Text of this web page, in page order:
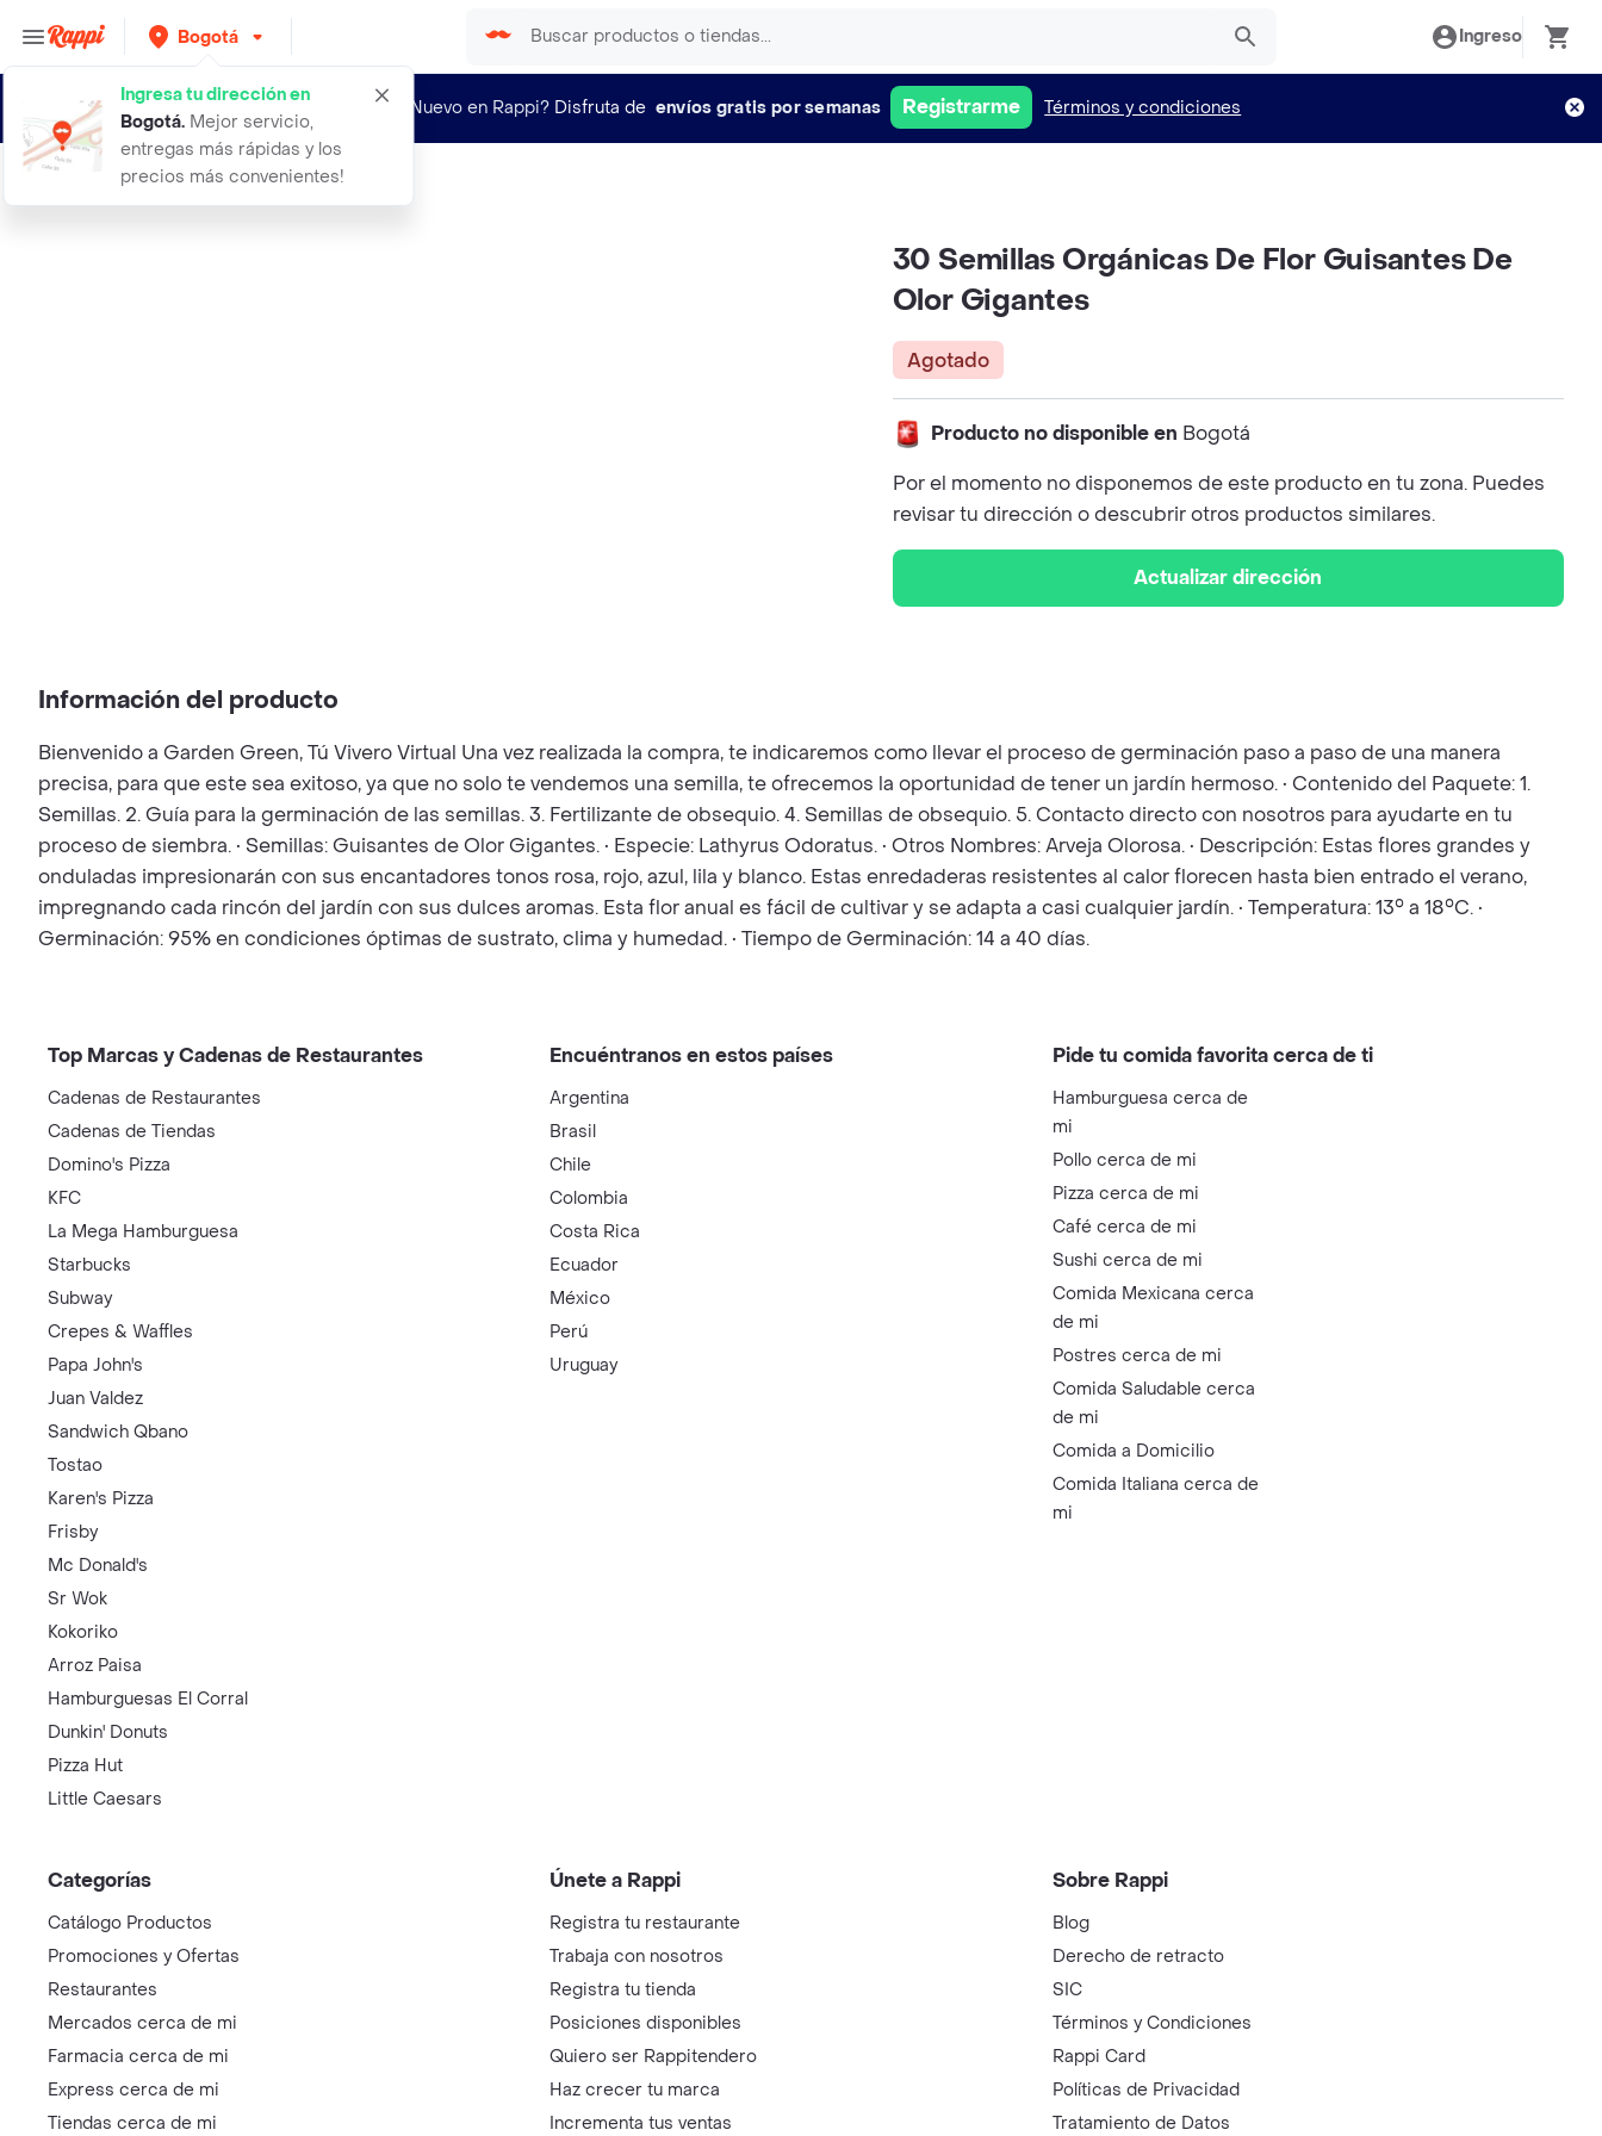
Bogotá
Ingresa tu dirección en
Bogotá. Mejor servicio,
entregas más rápidas y los
precios más convenientes!
Ingreso
¿Nuevo en Rappi? Disfruta de envíos gratis por semanas Registrarme Términos y condiciones
30 semillas organicas de flor guisa
30 Semillas Orgánicas De Flor Guisantes De
Olor Gigantes
Agotado
Producto no disponible en Bogotá
Por el momento no disponemos de este producto en tu zona. Puedes
revisar tu dirección o descubrir otros productos similares.
Actualizar dirección
Información del producto
Bienvenido a Garden Green, Tú Vivero Virtual Una vez realizada la compra, te indicaremos como llevar el proceso de germinación paso a paso de una manera
precisa, para que este sea exitoso, ya que no solo te vendemos una semilla, te ofrecemos la oportunidad de tener un jardín hermoso. • Contenido del Paquete: 1.
Semillas. 2. Guía para la germinación de las semillas. 3. Fertilizante de obsequio. 4. Semillas de obsequio. 5. Contacto directo con nosotros para ayudarte en tu
proceso de siembra. • Semillas: Guisantes de Olor Gigantes. • Especie: Lathyrus Odoratus. • Otros Nombres: Arveja Olorosa. • Descripción: Estas flores grandes y
onduladas impresionarán con sus encantadores tonos rosa, rojo, azul, lila y blanco. Estas enredaderas resistentes al calor florecen hasta bien entrado el verano,
impregnando cada rincón del jardín con sus dulces aromas. Esta flor anual es fácil de cultivar y se adapta a casi cualquier jardín. • Temperatura: 13° a 18°C. •
Germinación: 95% en condiciones óptimas de sustrato, clima y humedad. • Tiempo de Germinación: 14 a 40 días.
Top Marcas y Cadenas de Restaurantes
Cadenas de Restaurantes
Cadenas de Tiendas
Domino's Pizza
KFC
La Mega Hamburguesa
Starbucks
Subway
Crepes & Waffles
Papa John's
Juan Valdez
Sandwich Qbano
Tostao
Karen's Pizza
Frisby
Mc Donald's
Sr Wok
Kokoriko
Arroz Paisa
Hamburguesas El Corral
Dunkin' Donuts
Pizza Hut
Little Caesars
Encuéntranos en estos países
Argentina
Brasil
Chile
Colombia
Costa Rica
Ecuador
México
Perú
Uruguay
Pide tu comida favorita cerca de ti
Hamburguesa cerca de
mi
Pollo cerca de mi
Pizza cerca de mi
Café cerca de mi
Sushi cerca de mi
Comida Mexicana cerca
de mi
Postres cerca de mi
Comida Saludable cerca
de mi
Comida a Domicilio
Comida Italiana cerca de
mi
Categorías
Catálogo Productos
Promociones y Ofertas
Restaurantes
Mercados cerca de mi
Farmacia cerca de mi
Express cerca de mi
Tiendas cerca de mi
Únete a Rappi
Registra tu restaurante
Trabaja con nosotros
Registra tu tienda
Posiciones disponibles
Quiero ser Rappitendero
Haz crecer tu marca
Incrementa tus ventas
Sobre Rappi
Blog
Derecho de retracto
SIC
Términos y Condiciones
Rappi Card
Políticas de Privacidad
Tratamiento de Datos